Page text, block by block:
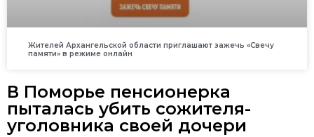
Жителей Архангельской области приглашают зажечь «Свечу
памяти» в режиме онлайн
В Поморье пенсионерка
пыталась убить сожителя-
уголовника своей дочери